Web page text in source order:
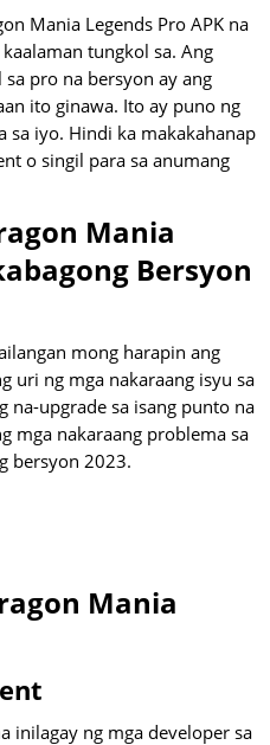
Mania Legends Pro APK na
tungkol sa. Ang
pro na bersyon ay ang
ito ginawa. Ito ay puno ng
sa iyo. Hindi ka makakahanap
o singil para sa anumang
Mania
Bersyon
mong harapin ang
uri ng mga nakaraang isyu sa
upgrade sa isang punto na
mga nakaraang problema sa
bersyon 2023.
Mania
inilagay ng mga developer sa